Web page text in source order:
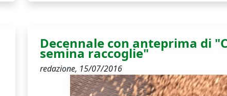
Decennale con anteprima di
semina raccoglie"
redazione, 15/07/2016